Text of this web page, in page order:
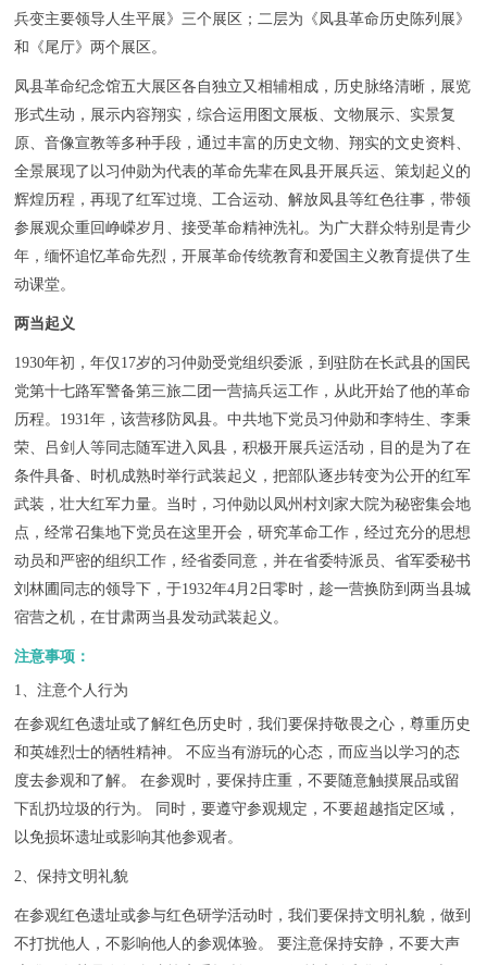
兵变主要领导人生平展》三个展区；二层为《凤县革命历史陈列展》
和《尾厅》两个展区。
凤县革命纪念馆五大展区各自独立又相辅相成，历史脉络清晰，展览
形式生动，展示内容翔实，综合运用图文展板、文物展示、实景复
原、音像宣教等多种手段，通过丰富的历史文物、翔实的文史资料、
全景展现了以习仲勋为代表的革命先辈在凤县开展兵运、策划起义的
辉煌历程，再现了红军过境、工合运动、解放凤县等红色往事，带领
参展观众重回峥嵘岁月、接受革命精神洗礼。为广大群众特别是青少
年，缅怀追忆革命先烈，开展革命传统教育和爱国主义教育提供了生
动课堂。
两当起义
1930年初，年仅17岁的习仲勋受党组织委派，到驻防在长武县的国民
党第十七路军警备第三旅二团一营搞兵运工作，从此开始了他的革命
历程。1931年，该营移防凤县。中共地下党员习仲勋和李特生、李秉
荣、吕剑人等同志随军进入凤县，积极开展兵运活动，目的是为了在
条件具备、时机成熟时举行武装起义，把部队逐步转变为公开的红军
武装，壮大红军力量。当时，习仲勋以凤州村刘家大院为秘密集会地
点，经常召集地下党员在这里开会，研究革命工作，经过充分的思想
动员和严密的组织工作，经省委同意，并在省委特派员、省军委秘书
刘林圃同志的领导下，于1932年4月2日零时，趁一营换防到两当县城
宿营之机，在甘肃两当县发动武装起义。
注意事项：
1、注意个人行为
在参观红色遗址或了解红色历史时，我们要保持敬畏之心，尊重历史
和英雄烈士的牺牲精神。 不应当有游玩的心态，而应当以学习的态
度去参观和了解。 在参观时，要保持庄重，不要随意触摸展品或留
下乱扔垃圾的行为。 同时，要遵守参观规定，不要超越指定区域，
以免损坏遗址或影响其他参观者。
2、保持文明礼貌
在参观红色遗址或参与红色研学活动时，我们要保持文明礼貌，做到
不打扰他人，不影响他人的参观体验。 要注意保持安静，不要大声